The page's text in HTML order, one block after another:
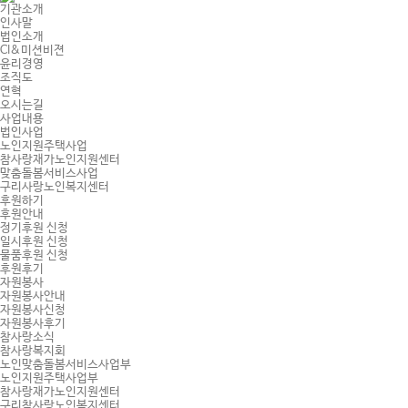
기관소개
인사말
법인소개
CI&미션비젼
윤리경영
조직도
연혁
오시는길
사업내용
법인사업
노인지원주택사업
참사랑재가노인지원센터
맞춤돌봄서비스사업
구리사랑노인복지센터
후원하기
후원안내
정기후원 신청
일시후원 신청
물품후원 신청
후원후기
자원봉사
자원봉사안내
자원봉사신청
자원봉사후기
참사랑소식
참사랑복지회
노인맞춤돌봄서비스사업부
노인지원주택사업부
참사랑재가노인지원센터